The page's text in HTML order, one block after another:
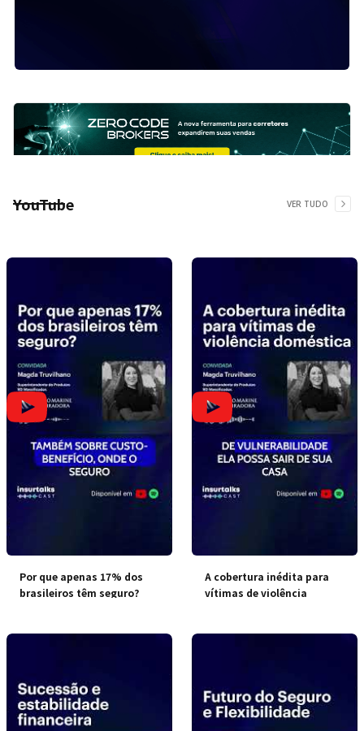
YouTube VER TUDO
Por que apenas 17% dos
brasileiros têm seguro?
A cobertura inédita para
vítimas de violência